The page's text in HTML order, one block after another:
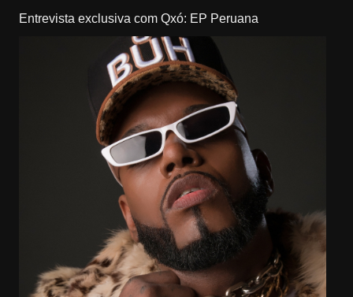
Entrevista exclusiva com Qxó: EP Peruana